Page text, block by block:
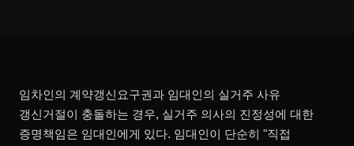
임차인의 계약갱신요구권과 임대인의 실거주 사유
갱신거절이 충돌하는 경우, 실거주 의사의 진정성에 대한
증명책임은 임대인에게 있다. 임대인이 단순히 "직접